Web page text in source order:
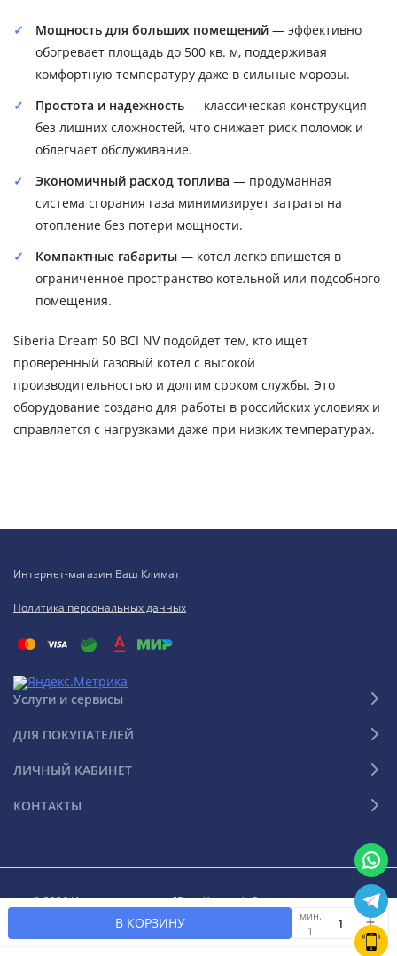
В КОРЗИНУ
мин.
1
Мощность для больших помещений — эффективно
обогревает площадь до 500 кв. м, поддерживая
комфортную температуру даже в сильные морозы.
Простота и надежность — классическая конструкция
без лишних сложностей, что снижает риск поломок и
облегчает обслуживание.
Экономичный расход топлива — продуманная
система сгорания газа минимизирует затраты на
отопление без потери мощности.
Компактные габариты — котел легко впишется в
ограниченное пространство котельной или подсобного
помещения.
Siberia Dream 50 BCI NV подойдет тем, кто ищет
проверенный газовый котел с высокой
производительностью и долгим сроком службы. Это
оборудование создано для работы в российских условиях и
справляется с нагрузками даже при низких температурах.
Интернет-магазин Ваш Климат
Политика персональных данных
Услуги и сервисы
ДЛЯ ПОКУПАТЕЛЕЙ
ЛИЧНЫЙ КАБИНЕТ
КОНТАКТЫ
© 2026 Интернет-магазин "Ваш Климат". Все права защищены